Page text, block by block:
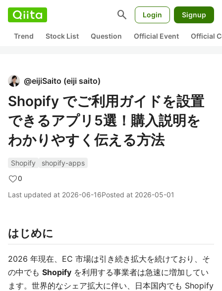
search Login Signup
Trend Stock List Question Official Event Official
@eijiSaito (eiji saito)
Shopify でご利用ガイドを設置
できるアプリ5選！購入説明を
わかりやすく伝える方法
Shopify
shopify-apps
0
Last updated at 2026-06-16Posted at 2026-05-01
はじめに
2026 年現在、EC 市場は引き続き拡大を続けており、そ
の中でも Shopify を利用する事業者は急速に増加してい
ます。世界的なシェア拡大に伴い、日本国内でも Shopify